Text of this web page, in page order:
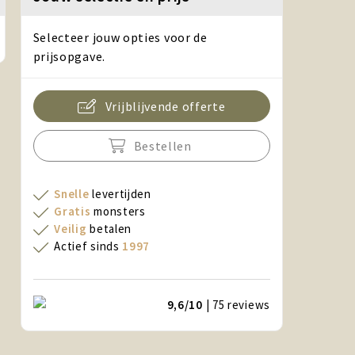
Selecteer jouw opties voor de
prijsopgave.
Vrijblijvende offerte
Bestellen
Snelle levertijden
Gratis monsters
Veilig betalen
Actief sinds 1997
9,6/10 | 75reviews